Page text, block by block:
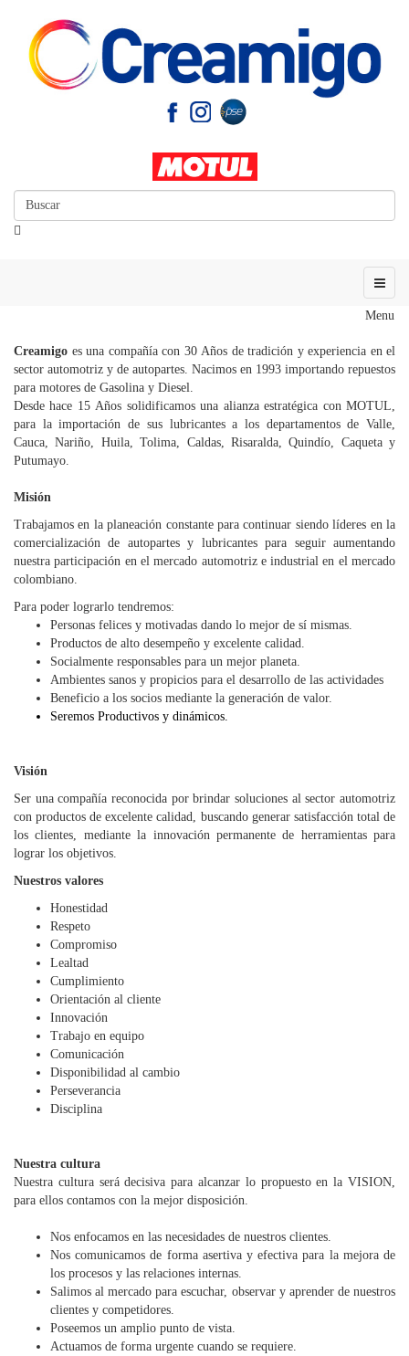
Menu
Creamigo es una compañía con 30 Años de tradición y experiencia en el
sector automotriz y de autopartes. Nacimos en 1993 importando repuestos
para motores de Gasolina y Diesel.
Desde hace 15 Años solidificamos una alianza estratégica con MOTUL,
para la importación de sus lubricantes a los departamentos de Valle,
Cauca, Nariño, Huila, Tolima, Caldas, Risaralda, Quindío, Caqueta y
Putumayo.
Misión
Trabajamos en la planeación constante para continuar siendo líderes en la
comercialización de autopartes y lubricantes para seguir aumentando
nuestra participación en el mercado automotriz e industrial en el mercado
colombiano.
Para poder lograrlo tendremos:
Personas felices y motivadas dando lo mejor de sí mismas.
Productos de alto desempeño y excelente calidad.
Socialmente responsables para un mejor planeta.
Ambientes sanos y propicios para el desarrollo de las actividades
Beneficio a los socios mediante la generación de valor.
Seremos Productivos y dinámicos.
Visión
Ser una compañía reconocida por brindar soluciones al sector automotriz
con productos de excelente calidad, buscando generar satisfacción total de
los clientes, mediante la innovación permanente de herramientas para
lograr los objetivos.
Nuestros valores
Honestidad
Respeto
Compromiso
Lealtad
Cumplimiento
Orientación al cliente
Innovación
Trabajo en equipo
Comunicación
Disponibilidad al cambio
Perseverancia
Disciplina
Nuestra cultura
Nuestra cultura será decisiva para alcanzar lo propuesto en la VISION,
para ellos contamos con la mejor disposición.
Nos enfocamos en las necesidades de nuestros clientes.
Nos comunicamos de forma asertiva y efectiva para la mejora de
los procesos y las relaciones internas.
Salimos al mercado para escuchar, observar y aprender de nuestros
clientes y competidores.
Poseemos un amplio punto de vista.
Actuamos de forma urgente cuando se requiere.